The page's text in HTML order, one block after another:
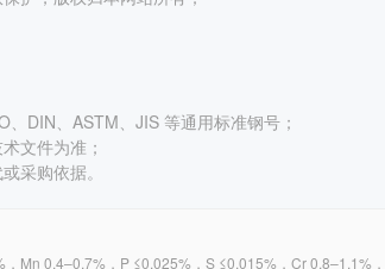
DIN、ASTM、JIS 等通用标准钢号；
文件为准；
采购依据。
0.4–0.7%，P ≤0.025%，S ≤0.015%，Cr 0.8–1.1%